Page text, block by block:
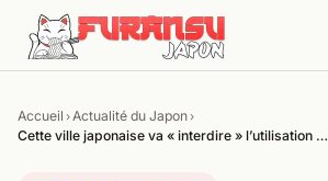
Aller au contenu
Accueil ›Actualité du Japon›
Cette ville japonaise va « interdire » l’utilisation …